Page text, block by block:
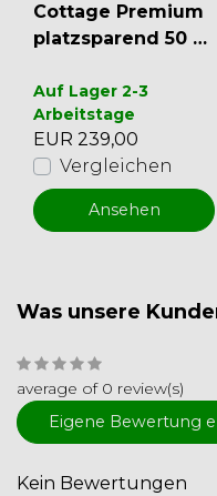
Cottage Premium
platzsparend 50 c
Auf Lager 2-3
Arbeitstage
EUR 239,00
Vergleichen
Ansehen
Was unsere
average of 0 review(s)
Eigene Bewertung
Kein Bewertungen